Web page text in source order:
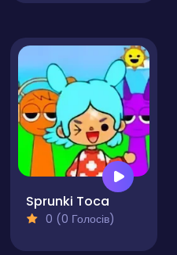
Sprunki Toca
0 (0 Голосів)